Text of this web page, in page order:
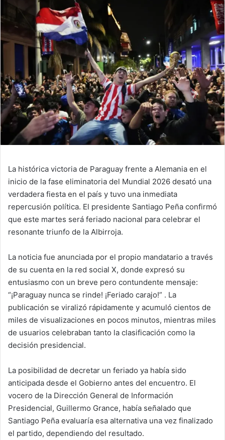
La histórica victoria de Paraguay frente a Alemania en el
inicio de la fase eliminatoria del Mundial 2026 desató una
verdadera fiesta en el país y tuvo una inmediata
repercusión política. El presidente Santiago Peña confirmó
que este martes será feriado nacional para celebrar el
resonante triunfo de la Albirroja.
La noticia fue anunciada por el propio mandatario a través
de su cuenta en la red social X, donde expresó su
entusiasmo con un breve pero contundente mensaje:
“¡Paraguay nunca se rinde! ¡Feriado carajo!” . La
publicación se viralizó rápidamente y acumuló cientos de
miles de visualizaciones en pocos minutos, mientras miles
de usuarios celebraban tanto la clasificación como la
decisión presidencial.
La posibilidad de decretar un feriado ya había sido
anticipada desde el Gobierno antes del encuentro. El
vocero de la Dirección General de Información
Presidencial, Guillermo Grance, había señalado que
Santiago Peña evaluaría esa alternativa una vez finalizado
el partido, dependiendo del resultado.